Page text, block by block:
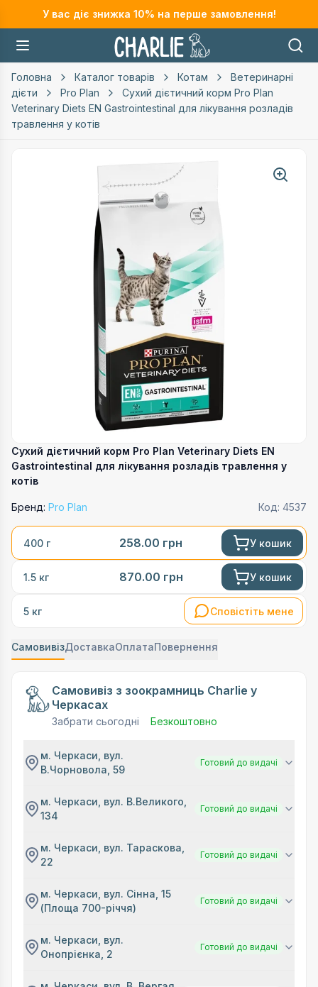
У вас діє знижка 10% на перше замовлення!
Головна Каталог товарів Котам
Ветеринарні
дієти
Pro Plan
Сухий дієтичний корм Pro Plan
Veterinary Diets EN Gastrointestinal для лікування розладів
травлення у котів
Сухий дієтичний корм Pro Plan Veterinary Diets EN
Gastrointestinal для лікування розладів травлення у
котів
Бренд: Pro Plan Код: 4537
400 г 258.00 грн У кошик
1.5 кг 870.00 грн У кошик
5 кг Сповістіть мене
СамовивізДоставкаОплатаПовернення
Самовивіз з зоокрамниць Charlie у
Черкасах
Забрати сьогодні Безкоштовно
м. Черкаси, вул.
В.Чорновола, 59
Готовий до видачі
м. Черкаси, вул. В.Великого,
134
Готовий до видачі
м. Черкаси, вул. Тараскова,
22
Готовий до видачі
м. Черкаси, вул. Сінна, 15
(Площа 700-річчя)
Готовий до видачі
м. Черкаси, вул.
Онопрієнка, 2
Готовий до видачі